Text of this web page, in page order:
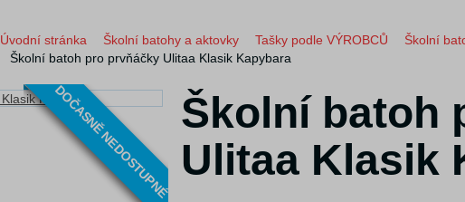
Úvodní stránka Školní batohy a aktovky Tašky podle VÝROBCŮ
Školní
Školní batoh pro prvňáčky Ulitaa Klasik Kapybara
DOČASNĚ NEDOSTUPNÉ Školní batoh
Ulitaa Klasik